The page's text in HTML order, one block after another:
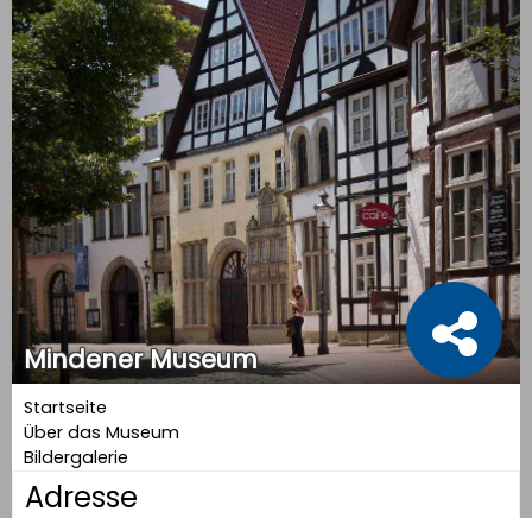
Mindener Museum
Startseite
Über das Museum
Bildergalerie
Adresse